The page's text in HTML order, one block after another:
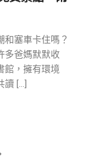
塞車卡住嗎？
多爸媽默默收
館，擁有環境
讀 […]